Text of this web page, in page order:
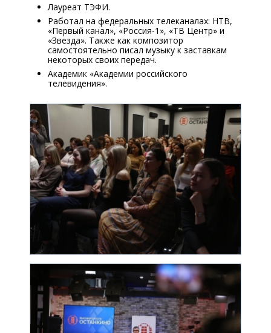
Лауреат ТЭФИ.
Работал на федеральных телеканалах: НТВ,
«Первый канал», «Россия-1», «ТВ Центр» и
«Звезда». Также как композитор
самостоятельно писал музыку к заставкам
некоторых своих передач.
Академик «Академии российского
телевидения».